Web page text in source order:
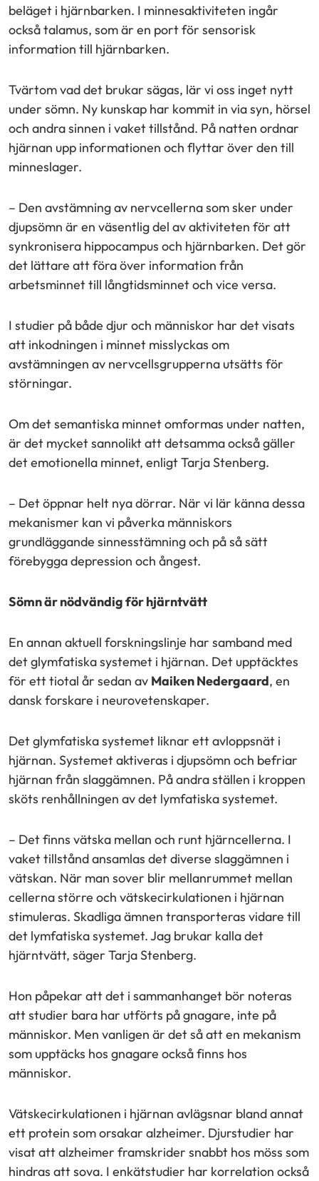
beläget i hjärnbarken. I minnesaktiviteten ingår
också talamus, som är en port för sensorisk
information till hjärnbarken.
Tvärtom vad det brukar sägas, lär vi oss inget nytt
under sömn. Ny kunskap har kommit in via syn, hörsel
och andra sinnen i vaket tillstånd. På natten ordnar
hjärnan upp informationen och flyttar över den till
minneslager.
– Den avstämning av nervcellerna som sker under
djupsömn är en väsentlig del av aktiviteten för att
synkronisera hippocampus och hjärnbarken. Det gör
det lättare att föra över information från
arbetsminnet till långtidsminnet och vice versa.
I studier på både djur och människor har det visats
att inkodningen i minnet misslyckas om
avstämningen av nervcellsgrupperna utsätts för
störningar.
Om det semantiska minnet omformas under natten,
är det mycket sannolikt att detsamma också gäller
det emotionella minnet, enligt Tarja Stenberg.
– Det öppnar helt nya dörrar. När vi lär känna dessa
mekanismer kan vi påverka människors
grundläggande sinnesstämning och på så sätt
förebygga depression och ångest.
Sömn är nödvändig för hjärntvätt
En annan aktuell forskningslinje har samband med
det glymfatiska systemet i hjärnan. Det upptäcktes
för ett tiotal år sedan av Maiken Nedergaard, en
dansk forskare i neurovetenskaper.
Det glymfatiska systemet liknar ett avloppsnät i
hjärnan. Systemet aktiveras i djupsömn och befriar
hjärnan från slaggämnen. På andra ställen i kroppen
sköts renhållningen av det lymfatiska systemet.
– Det finns vätska mellan och runt hjärncellerna. I
vaket tillstånd ansamlas det diverse slaggämnen i
vätskan. När man sover blir mellanrummet mellan
cellerna större och vätskecirkulationen i hjärnan
stimuleras. Skadliga ämnen transporteras vidare till
det lymfatiska systemet. Jag brukar kalla det
hjärntvätt, säger Tarja Stenberg.
Hon påpekar att det i sammanhanget bör noteras
att studier bara har utförts på gnagare, inte på
människor. Men vanligen är det så att en mekanism
som upptäcks hos gnagare också finns hos
människor.
Vätskecirkulationen i hjärnan avlägsnar bland annat
ett protein som orsakar alzheimer. Djurstudier har
visat att alzheimer framskrider snabbt hos möss som
hindras att sova. I enkätstudier har korrelation också